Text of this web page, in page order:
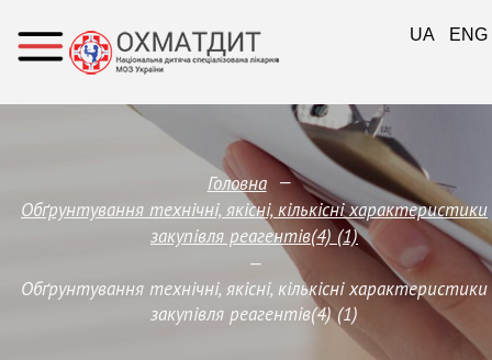
Головна —
Обґрунтування технічні, якісні, кількісні характеристики
закупівля реагентів(4) (1)
—
Обґрунтування технічні, якісні, кількісні характеристики
закупівля реагентів(4) (1)
UA ENG